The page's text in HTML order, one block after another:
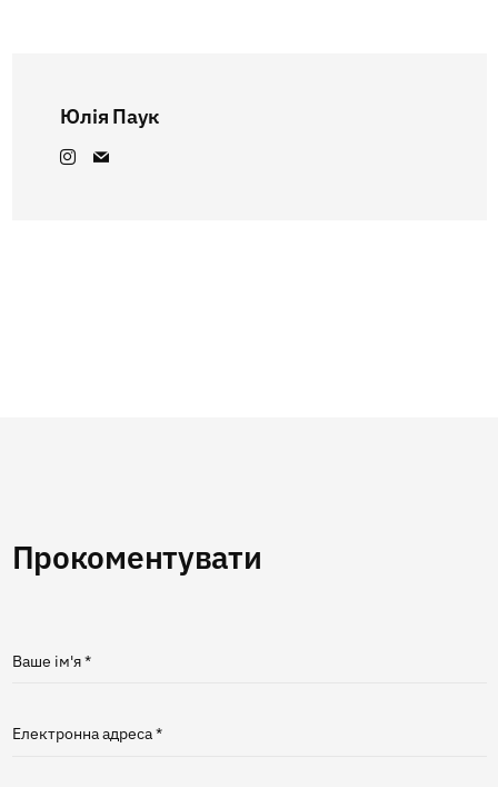
Юлія Паук
Прокоментувати
Ваше ім'я *
Електронна адреса *